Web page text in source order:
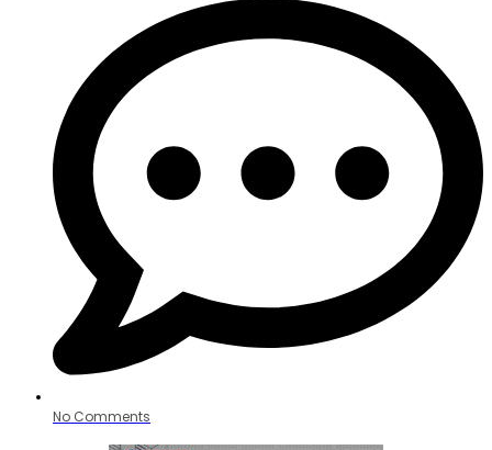
No Comments